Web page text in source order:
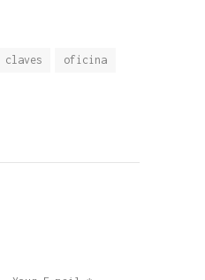
claves oficina